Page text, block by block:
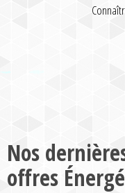
Nos
offres